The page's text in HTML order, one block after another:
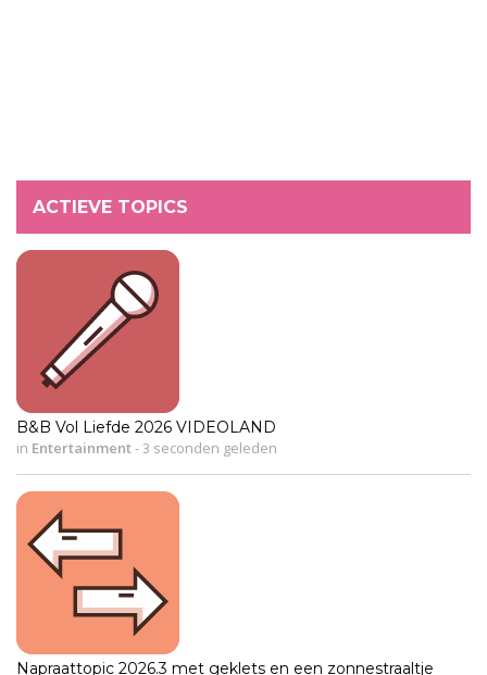
ACTIEVE TOPICS
B&B Vol Liefde 2026 VIDEOLAND
in Entertainment-3 seconden geleden
Napraattopic 2026.3 met geklets en een zonnestraaltje